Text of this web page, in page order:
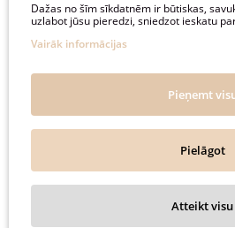
auksinesvajone
@auksinesvajone3600
Dažas no šīm sīkdatnēm ir būtiskas,
uzlabot jūsu pieredzi, sniedzot ieskatu
Vairāk informācijas
Pieņemt
Pielāgot
Atteikt visu